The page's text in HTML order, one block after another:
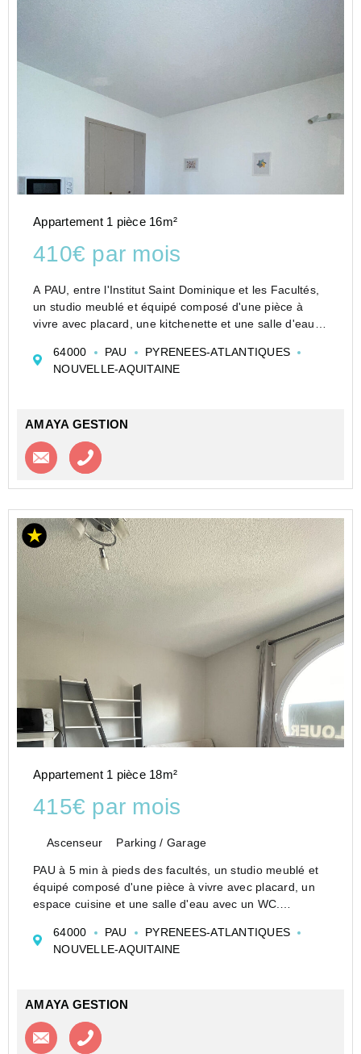
Appartement 1 pièce 16m²
410€ par mois
A PAU, entre l'Institut Saint Dominique et les Facultés,
un studio meublé et équipé composé d'une pièce à
vivre avec placard, une kitchenette et une salle d'eau
Loyer CC/mois : 410.00 Euro
dont provisions mensuelle des charges...
64000 PAU
PYRENEES-ATLANTIQUES
NOUVELLE-AQUITAINE
AMAYA GESTION
Contacter l'agence
Appartement 1 pièce 18m²
415€ par mois
Ascenseur Parking / Garage
PAU à 5 min à pieds des facultés, un studio meublé et
équipé composé d'une pièce à vivre avec placard, un
espace cuisine et une salle d'eau avec un WC.
commune complètent ce bien !
Loyer CC/mo...
64000 PAU
PYRENEES-ATLANTIQUES
NOUVELLE-AQUITAINE
AMAYA GESTION
Contacter l'agence